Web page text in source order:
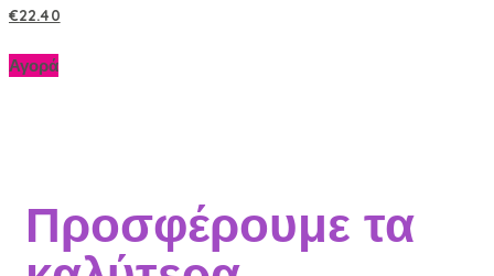
€22.40
Αγορά
Προσφέρουμε τα